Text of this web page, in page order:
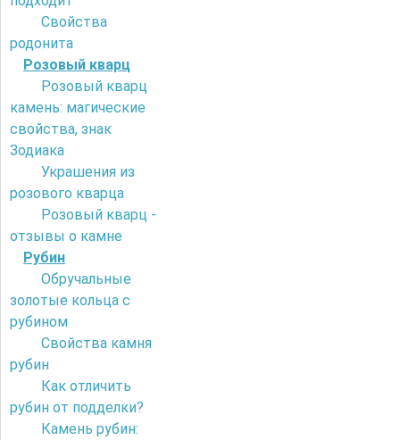
Свойства
родонита
Розовый кварц
Розовый кварц
камень: магические
свойства, знак
Зодиака
Украшения из
розового кварца
Розовый кварц -
отзывы о камне
Рубин
Обручальные
золотые кольца с
рубином
Свойства камня
рубин
Как отличить
рубин от подделки?
Камень рубин: